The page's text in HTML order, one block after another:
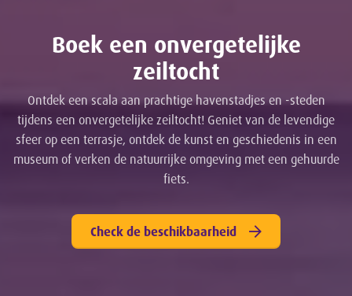
Boek een onvergetelijke
zeiltocht
Ontdek een scala aan prachtige havenstadjes en -steden
tijdens een onvergetelijke zeiltocht! Geniet van de levendige
sfeer op een terrasje, ontdek de kunst en geschiedenis in een
museum of verken de natuurrijke omgeving met een gehuurde
fiets.
Check de beschikbaarheid